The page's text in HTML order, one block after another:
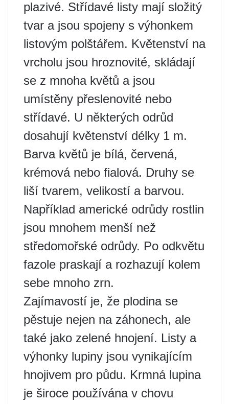
plazivé. Střídavé listy mají složitý
tvar a jsou spojeny s výhonkem
listovým polštářem. Květenství na
vrcholu jsou hroznovité, skládají
se z mnoha květů a jsou
umístěny přeslenovité nebo
střídavé. U některých odrůd
dosahují květenství délky 1 m.
Barva květů je bílá, červená,
krémová nebo fialová. Druhy se
liší tvarem, velikostí a barvou.
Například americké odrůdy rostlin
jsou mnohem menší než
středomořské odrůdy. Po odkvětu
fazole praskají a rozhazují kolem
sebe mnoho zrn.
Zajímavostí je, že plodina se
pěstuje nejen na záhonech, ale
také jako zelené hnojení. Listy a
výhonky lupiny jsou vynikajícím
hnojivem pro půdu. Krmná lupina
je široce používána v chovu